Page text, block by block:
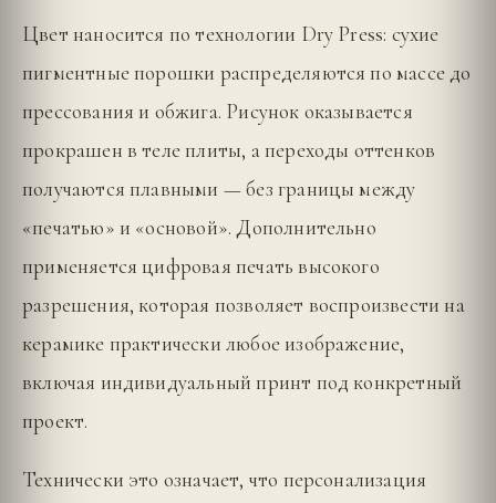
Цвет наносится по технологии Dry Press: сухие
пигментные порошки распределяются по массе до
прессования и обжига. Рисунок оказывается
прокрашен в теле плиты, а переходы оттенков
получаются плавными — без границы между
«печатью» и «основой». Дополнительно
применяется цифровая печать высокого
разрешения, которая позволяет воспроизвести на
керамике практически любое изображение,
включая индивидуальный принт под конкретный
проект.
Технически это означает, что персонализация